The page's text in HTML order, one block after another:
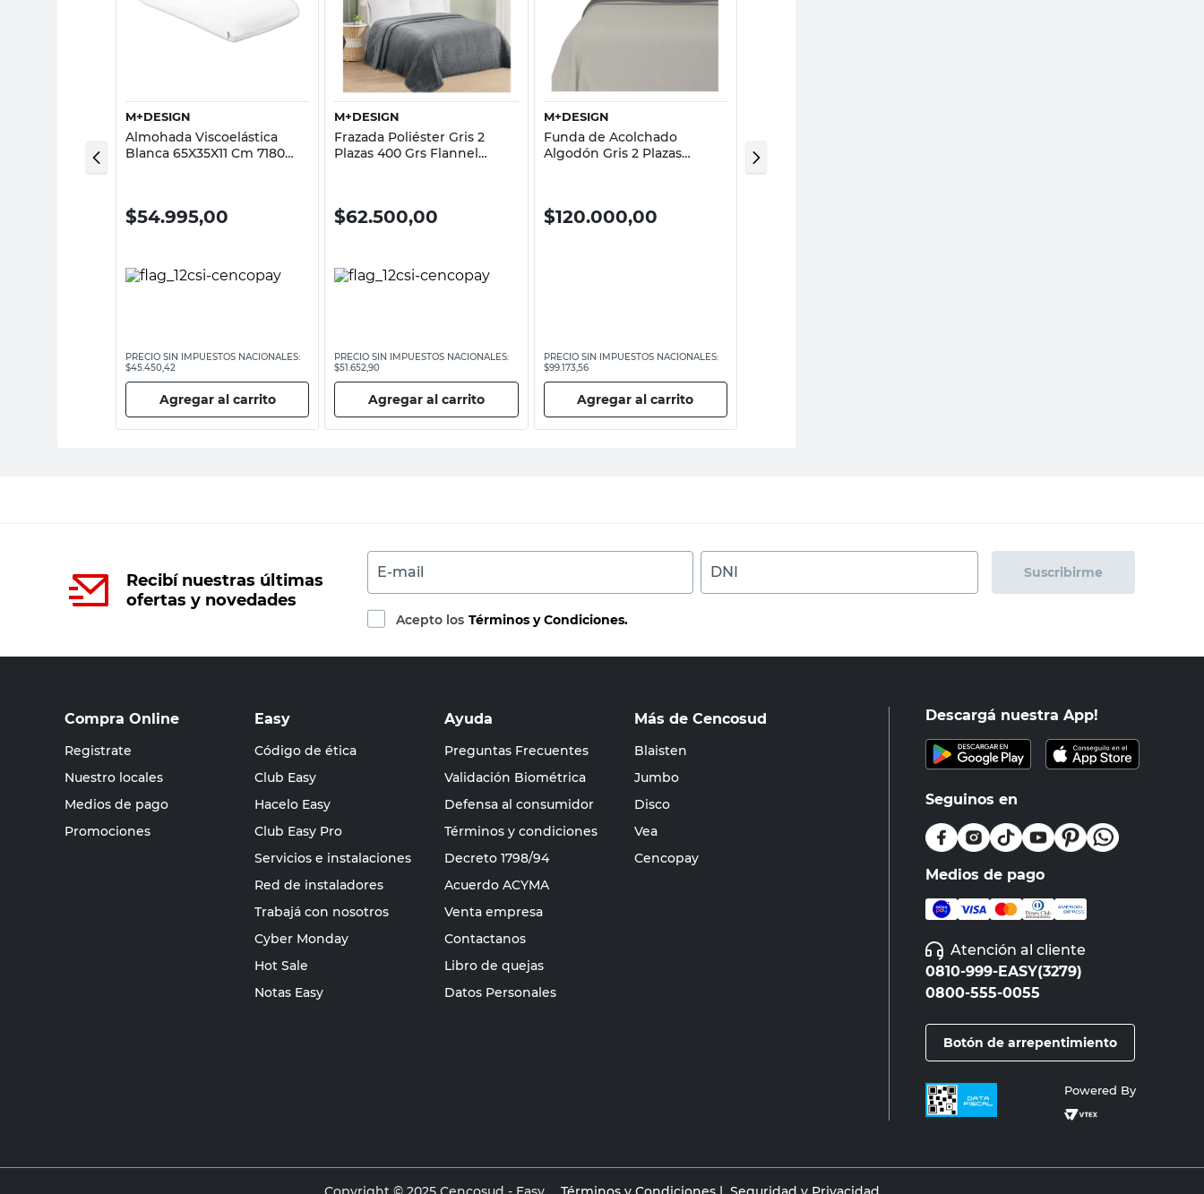
M+DESIGN
Almohada Viscoelástica
Blanca 65X35X11 Cm 7180
$54.995,00
PRECIO SIN IMPUESTOS NACIONALES:
$45.450,42
Agregar al carrito
Vista rápida
M+DESIGN
Frazada Poliéster Gris 2
Plazas 400 Grs Flannel
$62.500,00
PRECIO SIN IMPUESTOS NACIONALES:
$51.652,90
Agregar al carrito
M+DESIGN
Funda de Acolchado
Algodón Gris 2 Plazas
$120.000,00
PRECIO SIN IMPUESTOS NACIONALES:
$99.173,56
Agregar al carrito
Melange Azul 2 Plazas 100
Grs Cotidiana
Recibí nuestras últimas
ofertas y novedades
E-mail DNI Suscribirme
Acepto los Términos y Condiciones.
Compra Online
Registrate
Nuestro locales
Medios de pago
Promociones
Easy
Código de ética
Club Easy
Hacelo Easy
Club Easy Pro
Servicios e instalaciones
Red de instaladores
Trabajá con nosotros
Cyber Monday
Hot Sale
Notas Easy
Ayuda
Preguntas Frecuentes
Validación Biométrica
Defensa al consumidor
Términos y condiciones
Decreto 1798/94
Acuerdo ACYMA
Venta empresa
Contactanos
Libro de quejas
Datos Personales
Más de Cencosud
Blaisten
Jumbo
Disco
Vea
Cencopay
Descargá nuestra App!
Seguinos en
Medios de pago
Atención al cliente
0810-999-EASY(3279)
0800-555-0055
Botón de arrepentimiento
Powered By